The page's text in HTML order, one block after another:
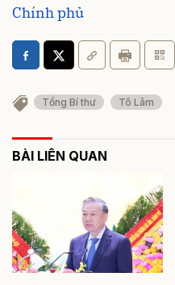
Chính phủ
Tổng Bí thư Tô Lâm
BÀI LIÊN QUAN